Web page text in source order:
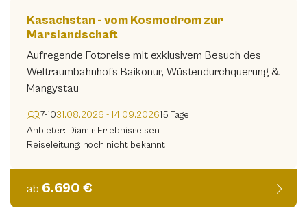
Let's Go Africa (0)
Lifetravel Reise & Foto (3)
MK. Erlebnisreisen
Manuel Mohorovic Photography
My-reisefotografie (0)
Kasachstan - vom Kosmodrom zur
Marslandschaft
Aufregende Fotoreise mit exklusivem Besuch des
Weltraumbahnhofs Baikonur, Wüstendurchquerung &
Mangystau
7-1031.08.2026 - 14.09.202615 Tage
Anbieter: Diamir Erlebnisreisen
Reiseleitung: noch nicht bekannt
ab 6.690 €